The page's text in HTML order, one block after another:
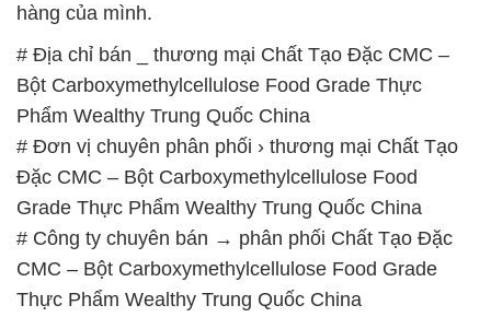
hàng của mình.
# Địa chỉ bán _ thương mại Chất Tạo Đặc CMC –
Bột Carboxymethylcellulose Food Grade Thực
Phẩm Wealthy Trung Quốc China
# Đơn vị chuyên phân phối › thương mại Chất Tạo
Đặc CMC – Bột Carboxymethylcellulose Food
Grade Thực Phẩm Wealthy Trung Quốc China
# Công ty chuyên bán → phân phối Chất Tạo Đặc
CMC – Bột Carboxymethylcellulose Food Grade
Thực Phẩm Wealthy Trung Quốc China